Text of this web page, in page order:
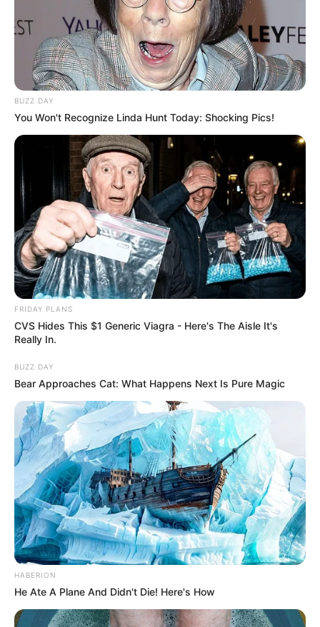
Deixe seu comentário
90 Comentários
Rose há 8 anos
Eu sei fazer.mais gostaria da receitas dessas peças.
Como posso adquiri?
Marina Rezende há 8 anos
em resposta à Rose
Nesse post demos apenas alguns modelos de
inspiração. Mas, em breve faremos um post com
receitas também. Continue de olho aqui na Revista
Artesanato!
Abraço!
willian há 8 anos
AMEI! QUE COISA MAS LINDA ,QUERO APRENDER
PASSO A PASSO.
Wilce há 8 anos
projeto, mas sem dúvida farei assim que puder,
BUZZ DAY
You Won't Recognize Linda Hunt Today: Shocking Pics!
FRIDAY PLANS
CVS Hides This $1 Generic Viagra - Here's The Aisle It's
Really In.
BUZZ DAY
Bear Approaches Cat: What Happens Next Is Pure Magic
HABERION
He Ate A Plane And Didn't Die! Here's How